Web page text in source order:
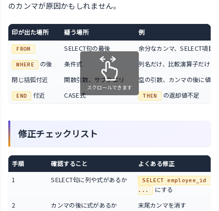
のカンマが原因かもしれません。
印が出た場所 疑う場所 例
FROM SELECT句の最後 余分なカンマ、SELECT項目
WHERE の後 条件式
列名だけ、比較演算子だけ
閉じ括弧付近
関数引数、サブクエリ 空の引数、カンマの後に値が
END 付近 CASE式 THEN の返却値不足
スクロールできます
修正チェックリスト
手順 確認すること
よくある修正
1
SELECT句に列や式があるか
SELECT employee_id
...
にする
2
カンマの後に式があるか
末尾カンマを消す